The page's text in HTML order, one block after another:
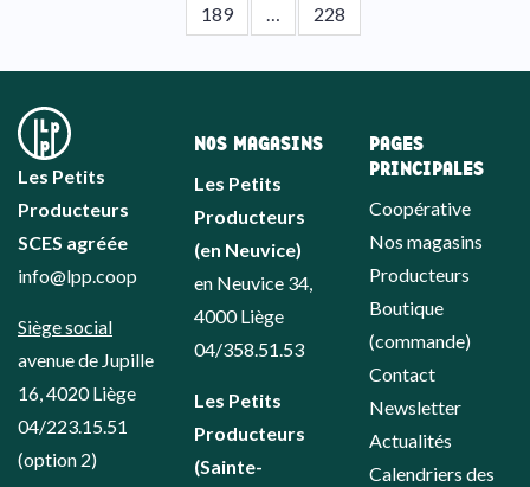
189
… 228
Les Petits
Producteurs
SCES agréée
info@lpp.coop
Siège social
avenue de Jupille
16, 4020 Liège
04/223.15.51
(option 2)
NOS MAGASINS
Les Petits
Producteurs
(en Neuvice)
en Neuvice 34,
4000 Liège
04/358.51.53
Les Petits
Producteurs
(Sainte-
PAGES
PRINCIPALES
Coopérative
Nos magasins
Producteurs
Boutique
(commande)
Contact
Newsletter
Actualités
Calendriers des